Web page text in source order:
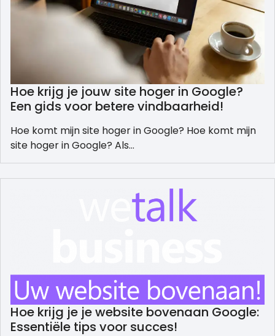
Hoe krijg je jouw site hoger in Google?
Een gids voor betere vindbaarheid!
Hoe komt mijn site hoger in Google? Hoe komt mijn
site hoger in Google? Als…
Hoe krijg je je website bovenaan Google:
Essentiële tips voor succes!